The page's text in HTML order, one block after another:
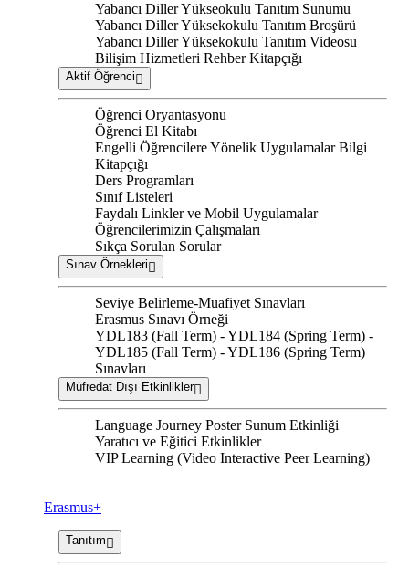
Yabancı Diller Yükseokulu Tanıtım Sunumu
Yabancı Diller Yüksekokulu Tanıtım Broşürü
Yabancı Diller Yüksekokulu Tanıtım Videosu
Bilişim Hizmetleri Rehber Kitapçığı
Aktif Öğrenci
Öğrenci Oryantasyonu
Öğrenci El Kitabı
Engelli Öğrencilere Yönelik Uygulamalar Bilgi
Kitapçığı
Ders Programları
Sınıf Listeleri
Faydalı Linkler ve Mobil Uygulamalar
Öğrencilerimizin Çalışmaları
Sıkça Sorulan Sorular
Sınav Örnekleri
Seviye Belirleme-Muafiyet Sınavları
Erasmus Sınavı Örneği
YDL183 (Fall Term) - YDL184 (Spring Term) -
YDL185 (Fall Term) - YDL186 (Spring Term)
Sınavları
Müfredat Dışı Etkinlikler
Language Journey Poster Sunum Etkinliği
Yaratıcı ve Eğitici Etkinlikler
VIP Learning (Video Interactive Peer Learning)
Erasmus+
Tanıtım